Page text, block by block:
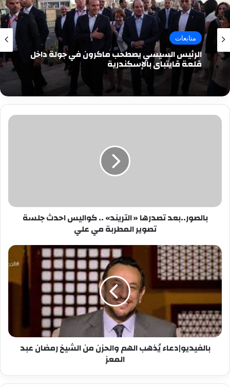
متابعات
الرئيس السيسي يصطحب ماكرون في جولة داخل
قلعة قايتباي بالإسكندرية
بالصور..بعد
تصوير
المطربةبالصور..بعد تصدرها « التريند» .. كواليس احدث جلسة
تصوير المطربة مي علي
بالفيديو|
دعاء
يُذهب
الهم
والحزن
من
الشيخ
رمضان
عبد
المعزبالفيديو|دعاء يُذهب الهم والحزن من الشيخ رمضان عبد
المعز